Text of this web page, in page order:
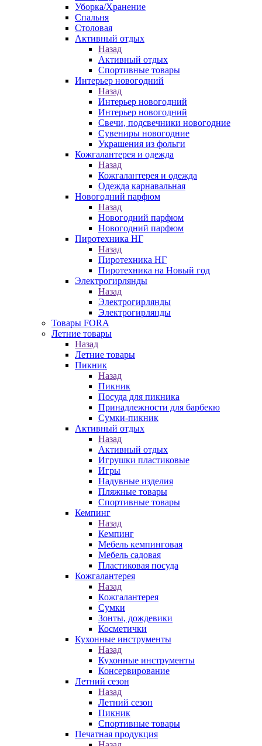
Уборка/Хранение
Спальня
Столовая
Активный отдых
Назад
Активный отдых
Спортивные товары
Интерьер новогодний
Назад
Интерьер новогодний
Интерьер новогодний
Свечи, подсвечники новогодние
Сувениры новогодние
Украшения из фольги
Кожгалантерея и одежда
Назад
Кожгалантерея и одежда
Одежда карнавальная
Новогодний парфюм
Назад
Новогодний парфюм
Новогодний парфюм
Пиротехника НГ
Назад
Пиротехника НГ
Пиротехника на Новый год
Электрогирлянды
Назад
Электрогирлянды
Электрогирлянды
Товары FORA
Летние товары
Назад
Летние товары
Пикник
Назад
Пикник
Посуда для пикника
Принадлежности для барбекю
Сумки-пикник
Активный отдых
Назад
Активный отдых
Игрушки пластиковые
Игры
Надувные изделия
Пляжные товары
Спортивные товары
Кемпинг
Назад
Кемпинг
Мебель кемпинговая
Мебель садовая
Пластиковая посуда
Кожгалантерея
Назад
Кожгалантерея
Сумки
Зонты, дождевики
Косметички
Кухонные инструменты
Назад
Кухонные инструменты
Консервирование
Летний сезон
Назад
Летний сезон
Пикник
Спортивные товары
Печатная продукция